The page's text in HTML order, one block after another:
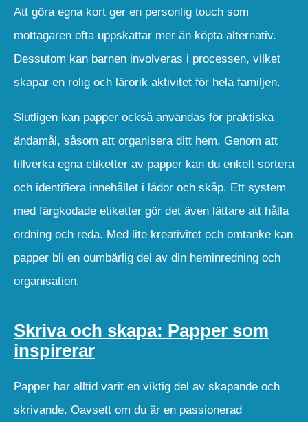
Att göra egna kort ger en personlig touch som
mottagaren ofta uppskattar mer än köpta alternativ.
Dessutom kan barnen involveras i processen, vilket
skapar en rolig och lärorik aktivitet för hela familjen.
Slutligen kan papper också användas för praktiska
ändamål, såsom att organisera ditt hem. Genom att
tillverka egna etiketter av papper kan du enkelt sortera
och identifiera innehållet i lådor och skåp. Ett system
med färgkodade etiketter gör det även lättare att hålla
ordning och reda. Med lite kreativitet och omtanke kan
papper bli en oumbärlig del av din heminredning och
organisation.
Skriva och skapa: Papper som
inspirerar
Papper har alltid varit en viktig del av skapande och
skrivande. Oavsett om du är en passionerad